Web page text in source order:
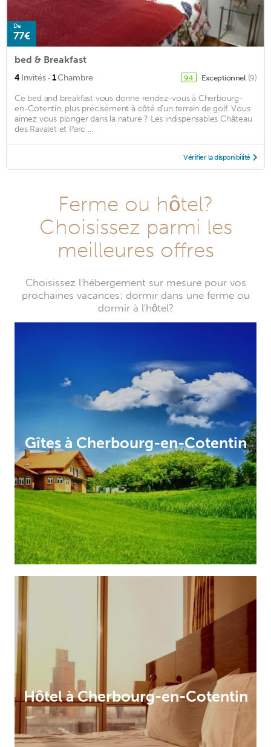
De
77€
bed & Breakfast
4Invités · 1Chambre 9,4 Exceptionnel (9)
Ce bed and breakfast vous donne rendez-vous à Cherbourg-
en-Cotentin, plus précisément à côté d'un terrain de golf. Vous
aimez vous plonger dans la nature ? Les indispensables Château
des Ravalet et Parc ...
Vérifier la disponibilité
Ferme ou hôtel?
Choisissez parmi les
meilleures offres
Choisissez l'hébergement sur mesure pour vos
prochaines vacances: dormir dans une ferme ou
dormir à l'hôtel?
Gîtes à Cherbourg-en-Cotentin
Hôtel à Cherbourg-en-Cotentin